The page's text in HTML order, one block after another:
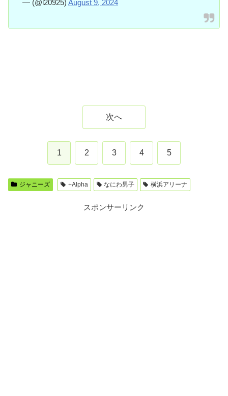
— (@l20925) August 9, 2024
次へ
1 2 3 4 5
ジャニーズ +Alpha なにわ男子 横浜アリーナ
スポンサーリンク